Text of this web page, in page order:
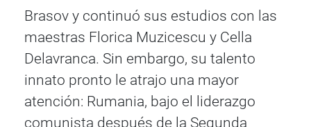
Brasov y continuó sus estudios con las
maestras Florica Muzicescu y Cella
Delavranca. Sin embargo, su talento
innato pronto le atrajo una mayor
atención: Rumania, bajo el liderazgo
comunista después de la Segunda